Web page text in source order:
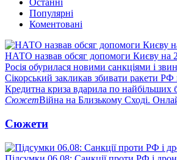
Останні
Популярні
Коментовані
НАТО назвав обсяг допомоги Києву на
Росія обурилася новими санкціями і
Сікорський закликав збивати ракети
Кредитна криза вдарила по найбільших
СюжетВійна на Близькому Сході.
Сюжети